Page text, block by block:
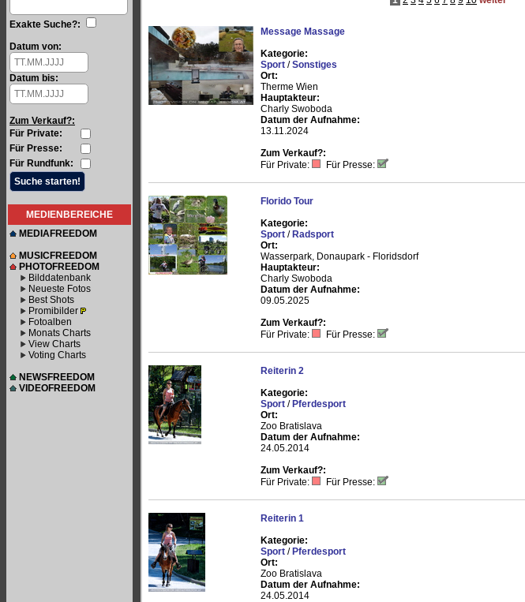
Exakte Suche?:
Datum von:
Datum bis:
Zum Verkauf?:
Für Private:
Für Presse:
Für Rundfunk:
MEDIENBEREICHE
MEDIAFREEDOM
MUSICFREEDOM
PHOTOFREEDOM
Bilddatenbank
Neueste Fotos
Best Shots
Promibilder
Fotoalben
Monats Charts
View Charts
Voting Charts
NEWSFREEDOM
VIDEOFREEDOM
Message Massage
Kategorie:
Sport /Sonstiges
Ort:
Therme Wien
Hauptakteur:
Charly Swoboda
Datum der Aufnahme:
13.11.2024
Zum Verkauf?:
Für Private:
Für Presse:
Florido Tour
Kategorie:
Sport / Radsport
Ort:
Wasserpark, Donaupark - Floridsdorf
Hauptakteur:
Charly Swoboda
Datum der Aufnahme:
09.05.2025
Zum Verkauf?:
Für Private:
Für Presse:
Reiterin 2
Kategorie:
Sport / Pferdesport
Ort:
Zoo Bratislava
Datum der Aufnahme:
24.05.2014
Zum Verkauf?:
Für Private:
Für Presse:
Reiterin 1
Kategorie:
Sport / Pferdesport
Ort:
Zoo Bratislava
Datum der Aufnahme:
24.05.2014